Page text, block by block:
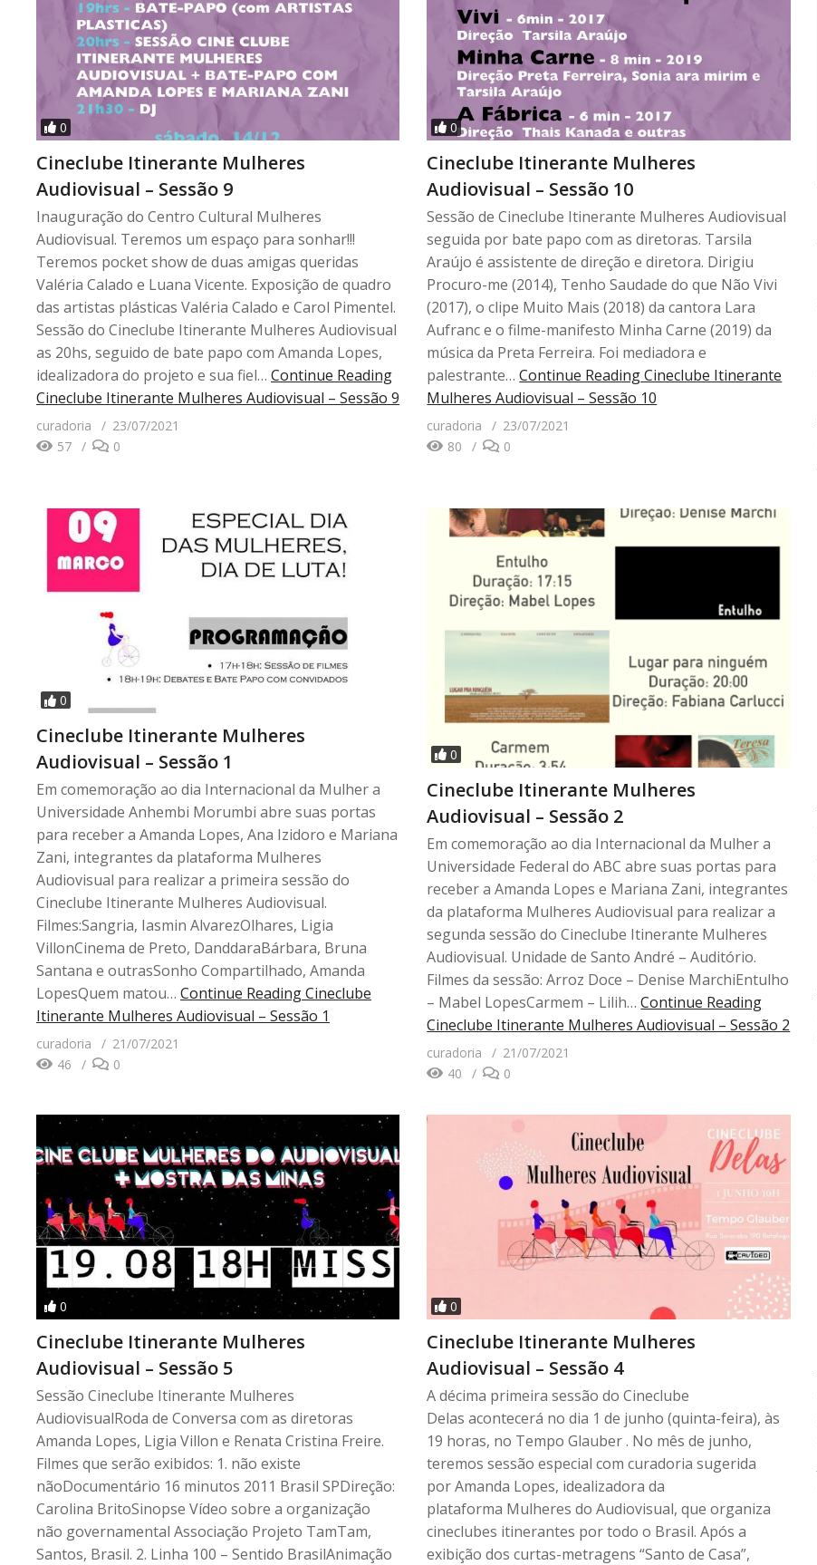
0
Cineclube Itinerante Mulheres
Audiovisual – Sessão 9
Inauguração do Centro Cultural Mulheres
Audiovisual. Teremos um espaço para sonhar!!!
Teremos pocket show de duas amigas queridas
Valéria Calado e Luana Vicente. Exposição de quadro
das artistas plásticas Valéria Calado e Carol Pimentel.
Sessão do Cineclube Itinerante Mulheres Audiovisual
as 20hs, seguido de bate papo com Amanda Lopes,
idealizadora do projeto e sua fiel… Continue Reading
Cineclube Itinerante Mulheres Audiovisual – Sessão 9
curadoria
23/07/2021
57
0
0
Cineclube Itinerante Mulheres
Audiovisual – Sessão 10
Sessão de Cineclube Itinerante Mulheres Audiovisual
seguida por bate papo com as diretoras. Tarsila
Araújo é assistente de direção e diretora. Dirigiu
Procuro-me (2014), Tenho Saudade do que Não Vivi
(2017), o clipe Muito Mais (2018) da cantora Lara
Aufranc e o filme-manifesto Minha Carne (2019) da
música da Preta Ferreira. Foi mediadora e
palestrante…Continue ReadingCineclube Itinerante
Mulheres Audiovisual – Sessão 10
curadoria
23/07/2021
80
0
0
Cineclube Itinerante Mulheres
Audiovisual – Sessão 1
Em comemoração ao dia Internacional da Mulher a
Universidade Anhembi Morumbi abre suas portas
para receber a Amanda Lopes, Ana Izidoro e Mariana
Zani, integrantes da plataforma Mulheres
Audiovisual para realizar a primeira sessão do
Cineclube Itinerante Mulheres Audiovisual.
Filmes:Sangria, Iasmin AlvarezOlhares, Ligia
VillonCinema de Preto, DanddaraBárbara, Bruna
Santana e outrasSonho Compartilhado, Amanda
LopesQuem matou… Continue ReadingCineclube
Itinerante Mulheres Audiovisual – Sessão 1
curadoria
21/07/2021
46
0
0
Cineclube Itinerante Mulheres
Audiovisual – Sessão 2
Em comemoração ao dia Internacional da Mulher a
Universidade Federal do ABC abre suas portas para
receber a Amanda Lopes e Mariana Zani, integrantes
da plataforma Mulheres Audiovisual para realizar a
segunda sessão do Cineclube Itinerante Mulheres
Audiovisual. Unidade de Santo André – Auditório.
Filmes da sessão: Arroz Doce – Denise MarchiEntulho
– Mabel LopesCarmem – Lilih…Continue Reading
Cineclube Itinerante Mulheres Audiovisual – Sessão 2
curadoria
21/07/2021
40
0
0
Cineclube Itinerante Mulheres
Audiovisual – Sessão 5
Sessão Cineclube Itinerante Mulheres
AudiovisualRoda de Conversa com as diretoras
Amanda Lopes, Ligia Villon e Renata Cristina Freire.
Filmes que serão exibidos: 1. não existe
nãoDocumentário 16 minutos 2011 Brasil SPDireção:
Carolina BritoSinopse Vídeo sobre a organização
não governamental Associação Projeto TamTam,
Santos, Brasil. 2. Linha 100 – Sentido BrasilAnimação
0
Cineclube Itinerante Mulheres
Audiovisual – Sessão 4
A décima primeira sessão do Cineclube
Delas acontecerá no dia 1 de junho (quinta-feira), às
19 horas, no Tempo Glauber . No mês de junho,
teremos sessão especial com curadoria sugerida
por Amanda Lopes, idealizadora da
plataforma Mulheres do Audiovisual, que organiza
cineclubes itinerantes por todo o Brasil. Após a
exibição dos curtas-metragens “Santo de Casa”,